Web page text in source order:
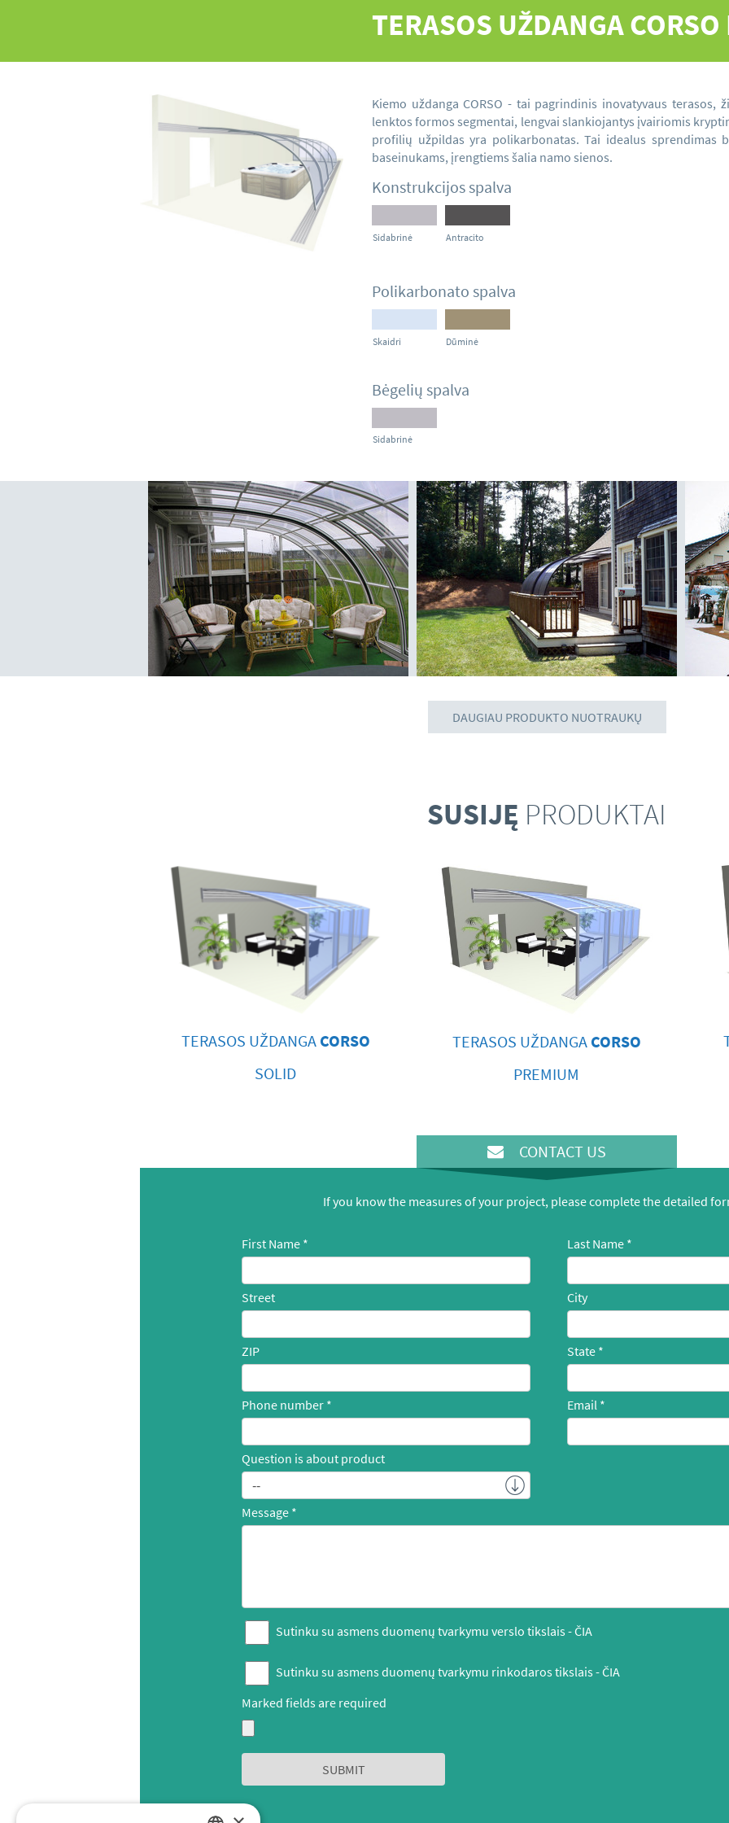
TERASOS UŽDANGACORSO
Kiemo uždanga CORSO - tai pagrindinis inovatyvaus terasos,
lenktos formos segmentai, lengvai slankiojantys įvairiomis
profilių užpildas yra polikarbonatas. Tai idealus sprendimas
baseinukams, įrengtiems šalia namo sienos.
Konstrukcijos spalva
Sidabrinė Antracito
Polikarbonato spalva
Skaidri Dūminė
Bėgelių spalva
Sidabrinė
DAUGIAU PRODUKTO NUOTRAUKŲ
SUSIJĘ PRODUKTAI
TERASOS UŽDANGA CORSO
SOLID
TERASOS UŽDANGA CORSO
PREMIUM
CONTACT US
If you know the measures of your project, please complete the detailed
First Name Last Name
Street City
ZIP State
Phone number Email
Question is about product
Message
Sutinku su asmens duomenų tvarkymu verslo tikslais -ČIA
Sutinku su asmens duomenų tvarkymu rinkodaros tikslais -ČIA
Marked fields are required